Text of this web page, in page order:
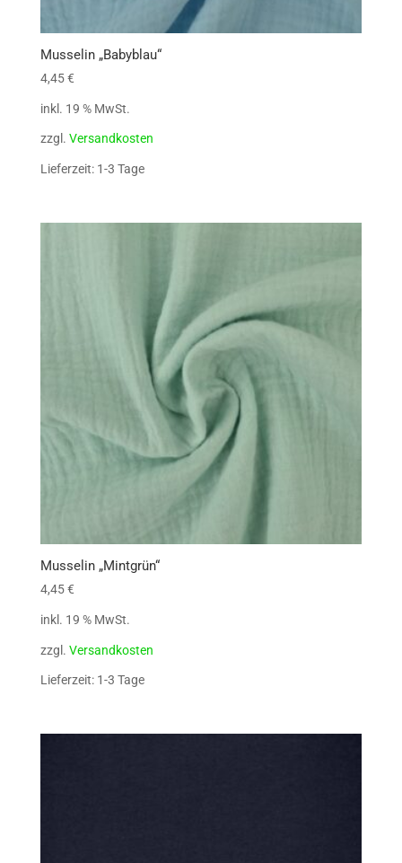
Musselin „Babyblau“
4,45€
inkl. 19 % MwSt.
zzgl. Versandkosten
Lieferzeit: 1-3 Tage
Musselin „Mintgrün“
4,45€
inkl. 19 % MwSt.
zzgl. Versandkosten
Lieferzeit: 1-3 Tage